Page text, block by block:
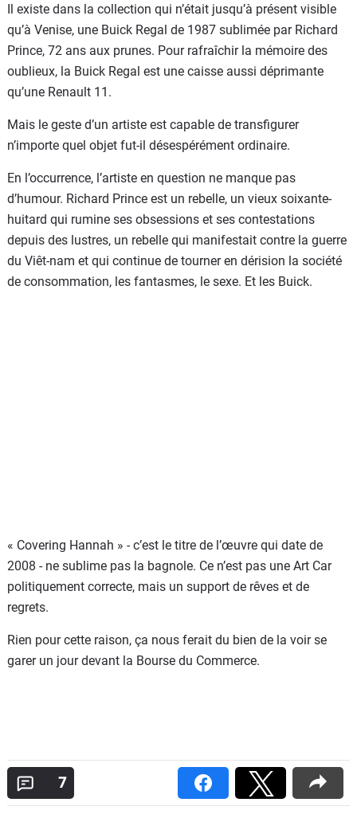
Il existe dans la collection qui n’était jusqu’à présent visible
qu’à Venise, une Buick Regal de 1987 sublimée par Richard
Prince, 72 ans aux prunes. Pour rafraîchir la mémoire des
oublieux, la Buick Regal est une caisse aussi déprimante
qu’une Renault 11.
Mais le geste d’un artiste est capable de transfigurer
n’importe quel objet fut-il désespérément ordinaire.
En l’occurrence, l’artiste en question ne manque pas
d’humour. Richard Prince est un rebelle, un vieux soixante-
huitard qui rumine ses obsessions et ses contestations
depuis des lustres, un rebelle qui manifestait contre la guerre
du Viêt-nam et qui continue de tourner en dérision la société
de consommation, les fantasmes, le sexe. Et les Buick.
« Covering Hannah » - c’est le titre de l’œuvre qui date de
2008 - ne sublime pas la bagnole. Ce n’est pas une Art Car
politiquement correcte, mais un support de rêves et de
regrets.
Rien pour cette raison, ça nous ferait du bien de la voir se
garer un jour devant la Bourse du Commerce.
7